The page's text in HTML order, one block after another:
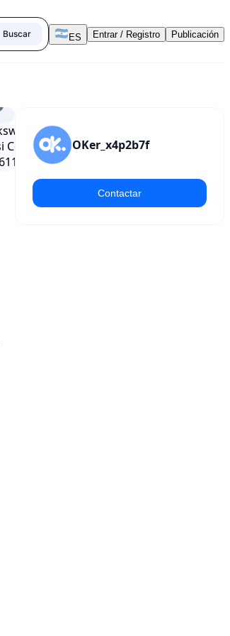
Buscar ES Entrar / Registro Publicación
OKer_x4p2b7f
Contactar